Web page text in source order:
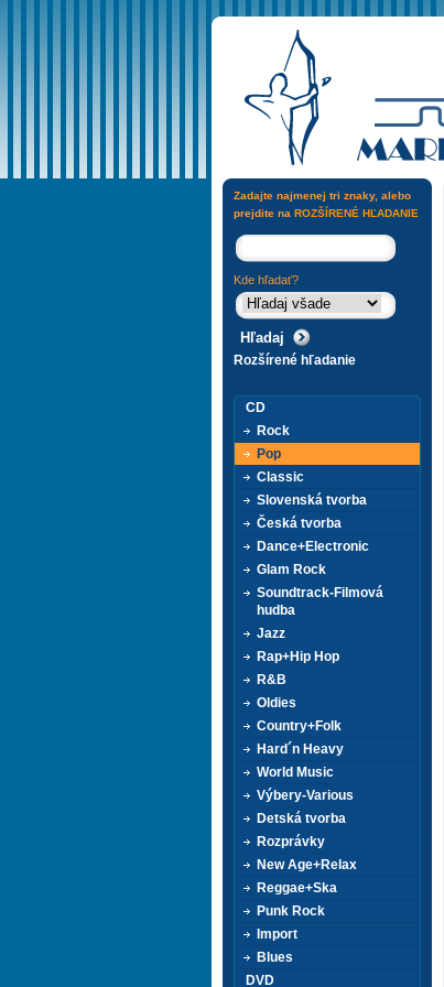
Zadajte najmenej tri znaky, alebo
prejdite na ROZŠÍRENÉ HĽADANIE
Kde hľadať?
Rozšírené hľadanie
CD
Rock
Pop
Classic
Slovenská tvorba
Česká tvorba
Dance+Electronic
Glam Rock
Soundtrack-Filmová
hudba
Jazz
Rap+Hip Hop
R&B
Oldies
Country+Folk
Hard´n Heavy
World Music
Výbery-Various
Detská tvorba
Rozprávky
New Age+Relax
Reggae+Ska
Punk Rock
Import
Blues
DVD